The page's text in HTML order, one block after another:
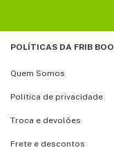
POLÍTICAS DA FRIB
Quem Somos
Política de privacidade
Troca e devolões
Frete e descontos